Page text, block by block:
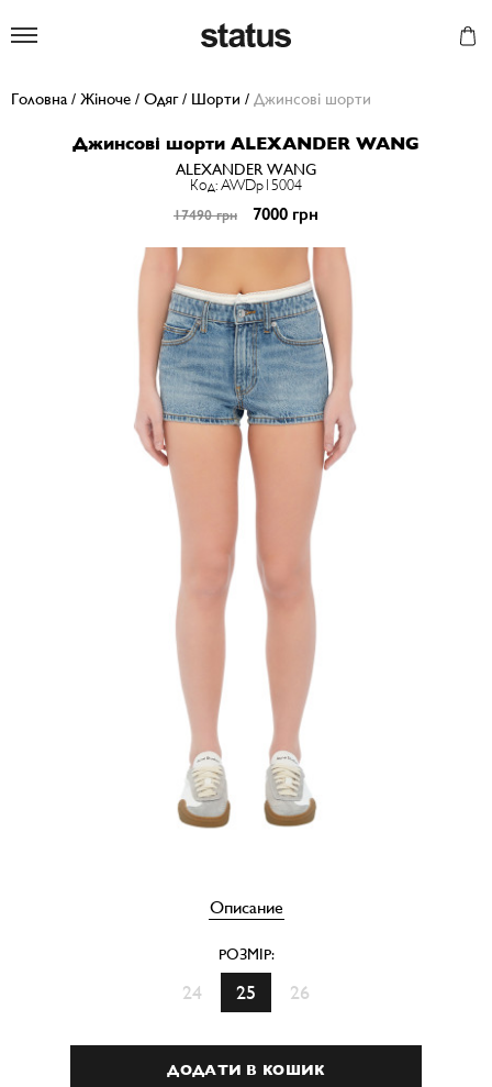
Головна / Жіноче / Одяг/ Шорти / Джинсові шорти
Джинсові шорти ALEXANDER WANG
ALEXANDER WANG
Код: AWDp15004
17490 грн 7000 грн
Описание
РОЗМІР:
24 25 26
ДОДАТИ В КОШИК